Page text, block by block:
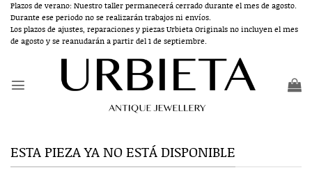
Saltar
contenido
Plazos de verano: Nuestro taller permanecerá cerrado durante el mes de agosto.
Durante ese periodo no se realizarán trabajos ni envíos.
Los plazos de ajustes, reparaciones y piezas Urbieta Originals no incluyen el mes
de agosto y se reanudarán a partir del 1 de septiembre.
ESTA PIEZA YA NO ESTÁ DISPONIBLE